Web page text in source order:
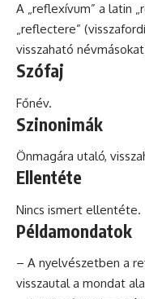
A „reflexívum” a latin
„reflectere”
visszaható
Szófaj
Főnév.
Szinonimák
Önmagára utaló,
Ellentéte
Nincs ismert ellentéte.
Példamondatok
– A nyelvészetben a
visszautal a mondat